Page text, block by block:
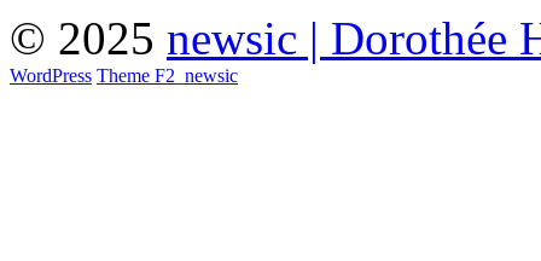
© 2025 newsic | Dorothée
WordPress Theme F2 newsic